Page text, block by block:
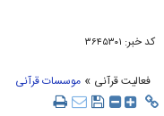
کد خبر: ۳۶۴۵۳۰۱
فعالیت قرآنی » موسسات قرآنی